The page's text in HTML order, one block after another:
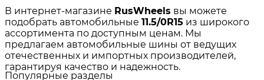
В интернет-магазине RusWheels вы можете
подобрать автомобильные 11.5/0R15 из широкого
ассортимента по доступным ценам. Мы
предлагаем автомобильные шины от ведущих
отечественных и импортных производителей,
гарантируя качество и надежность.
Популярные разделы